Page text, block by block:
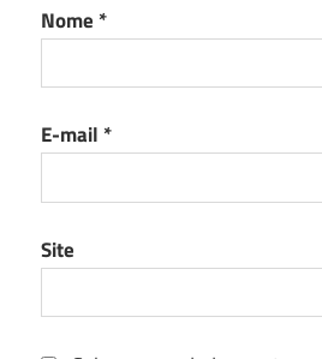
Nome *
E-mail *
Site